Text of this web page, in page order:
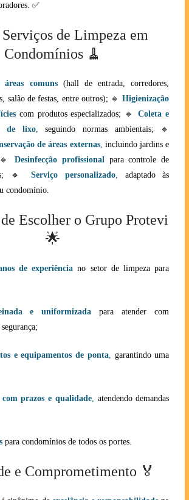
✅
Serviços de Limpeza em
Condomínios 🧹
comuns(hall de entrada, corredores,
salão de festas, entre outros); 🔹Higienização
com produtos especializados; 🔹Coleta e
de lixo, seguindo normas ambientais; 🔹
de áreas externas, incluindo jardins e
🔹Desinfecção profissionalpara controle de
🔹Serviço personalizado, adaptado às
condomínio.
Escolher o Grupo Protevi
🌟
de experiência no setor de limpeza para
e uniformizada para atender com
e equipamentos de ponta, garantindo uma
prazos e qualidade, atendendo demandas
para condomínios de todos os portes.
e Comprometimento 🏅